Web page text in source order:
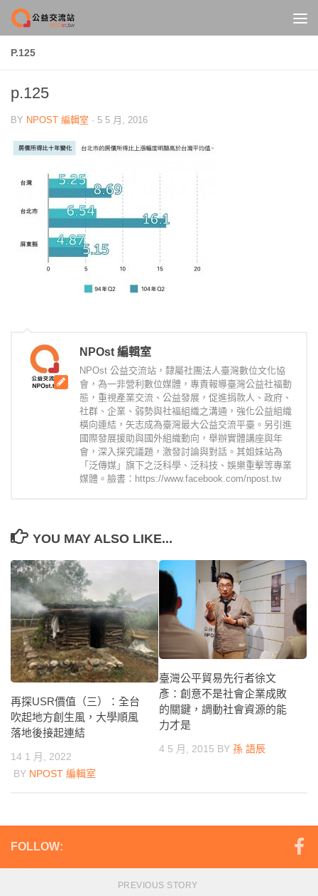
Skip to content
P.125
p.125
BY NPOST 編輯室 · 5 5 月, 2016
NPOst 編輯室
NPOst 公益交流站，隸屬社團法人臺灣數位文化協
會，為一非營利數位媒體，專責報導臺灣公益社福動
態，重視產業交流、公益發展，促進捐款人、政府、
社群、企業、弱勢與社福組織之溝通，強化公益組織
橫向連結，矢志成為臺灣最大公益交流平臺。另引進
國際發展援助與國外組織動向，舉辦實體講座與年
會，深入探究議題，激發討論與對話。其姐妹站為
「泛傳媒」旗下之泛科學、泛科技、娛樂重擊等專業
媒體。臉書：https://www.facebook.com/npost.tw
YOU MAY ALSO LIKE...
再探USR價值（三）：全台
吹起地方創生風，大學順風
落地後接起連結
14 1 月, 2022
BY NPOST 編輯室
臺灣公平貿易先行者徐文
彥：創意不是社會企業成敗
的關鍵，調動社會資源的能
力才是
4 5 月, 2015 BY 孫 語辰
FOLLOW:
PREVIOUS STORY